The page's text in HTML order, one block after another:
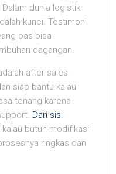
dunia logistik
kunci. Testimoni
pas bisa
dagangan.
after sales.
siap bantu kalau
tenang karena
Dari sisi
butuh modifikasi
ringkas dan